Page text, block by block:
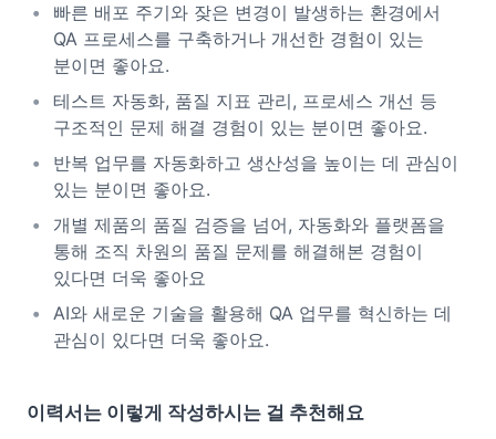
빠른 배포 주기와 잦은 변경이 발생하는 환경에서
QA 프로세스를 구축하거나 개선한 경험이 있는
분이면 좋아요.
테스트 자동화, 품질 지표 관리, 프로세스 개선 등
구조적인 문제 해결 경험이 있는 분이면 좋아요.
반복 업무를 자동화하고 생산성을 높이는 데 관심이
있는 분이면 좋아요.
개별 제품의 품질 검증을 넘어, 자동화와 플랫폼을
통해 조직 차원의 품질 문제를 해결해본 경험이
있다면 더욱 좋아요
AI와 새로운 기술을 활용해 QA 업무를 혁신하는 데
관심이 있다면 더욱 좋아요.
이력서는 이렇게 작성하시는 걸 추천해요